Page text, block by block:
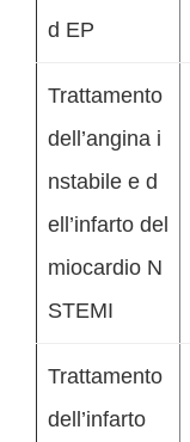
d EP
Trattamento
dell’angina i
nstabile e d
ell’infarto del
miocardio N
STEMI
Trattamento
dell’infarto